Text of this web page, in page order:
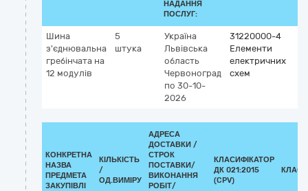
НАДАННЯ
ПОСЛУГ:
Шина
з'єднювальна
гребінчата на
12 модулів
5
штука
Україна
Львівська
область
Червоноград
по 30-10-
2026
31220000-4
Елементи
електричних
схем
КОНКРЕТНА
НАЗВА
ПРЕДМЕТА
ЗАКУПІВЛІ
КІЛЬКІСТЬ
/
ОД.ВИМІРУ
АДРЕСА
ДОСТАВКИ /
СТРОК
ПОСТАВКИ/
ВИКОНАННЯ
РОБІТ/
КЛАСИФІКАТОР
ДК 021:2015
(CPV)